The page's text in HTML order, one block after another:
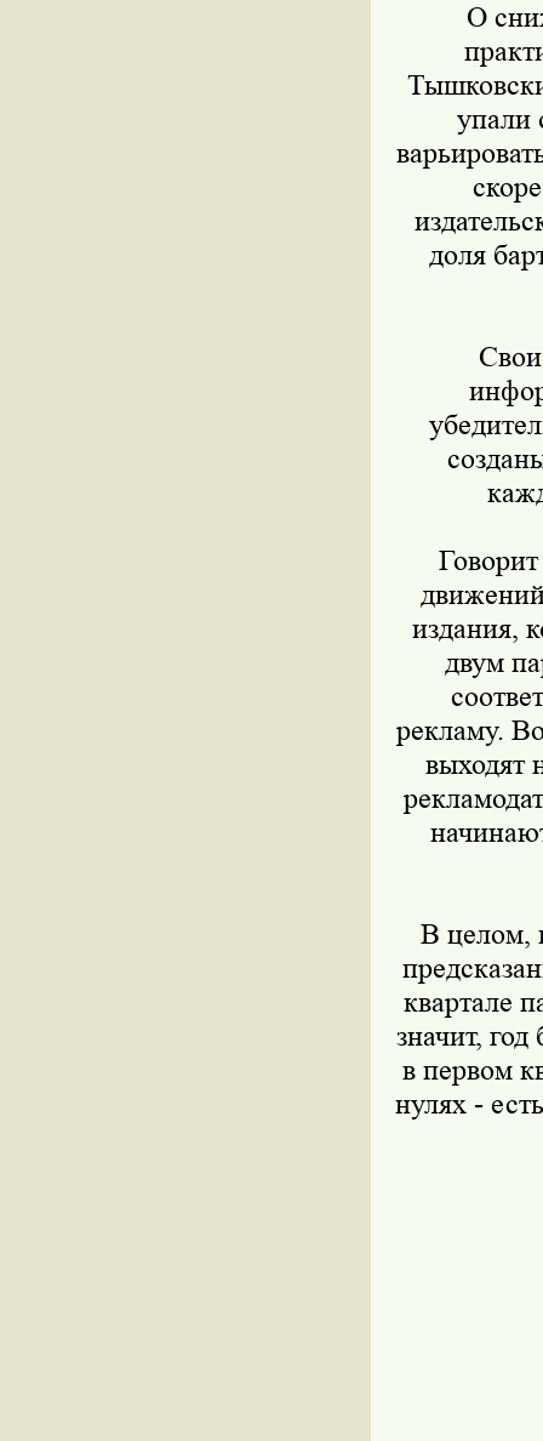
О
упали
доля
Свои
издания,
двум
рекламу.
выходят
В целом,
квартале
значит,
в первом
нулях -